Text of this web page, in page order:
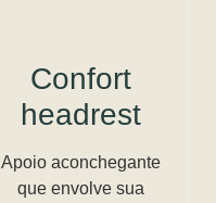
Confort
headrest
Apoio aconchegante
que envolve sua